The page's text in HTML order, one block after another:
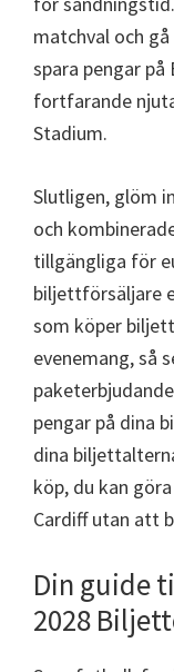
matchval och
spara pengar
fortfarande
Stadium.
Slutligen, glöm
och
tillgängliga för
biljettförsäljare
som köper
evenemang, så
pengar på dina
dina
köp, du kan
Cardiff utan att
Din guide
2028